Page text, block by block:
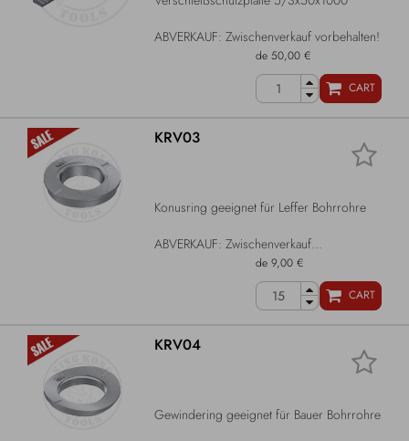
ABVERKAUF: Zwischenverkauf vorbehalten!
de 50,00 €
CART
KRV03
Konusring geeignet für Leffer Bohrrohre
ABVERKAUF: Zwischenverkauf...
de 9,00 €
CART
KRV04
Gewindering geeignet für Bauer Bohrrohre